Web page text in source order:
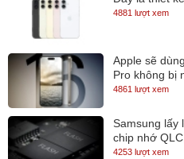
bị cả cổng VGA và mini
Chúng ta còn có cổng LAN
thẻ SD, đặc biệt là khe cắm
dưới máy là cổng kết nối với
Màn hình và âm thanh
4881 lượt xem
Apple sẽ
Pro không bị
4861 lượt xem
Samsung lấy
chip nhớ
lưu trữ
4253 lượt xem